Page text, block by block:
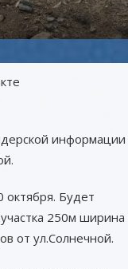
информации
Будет
250м ширина
от ул.Солнечной.